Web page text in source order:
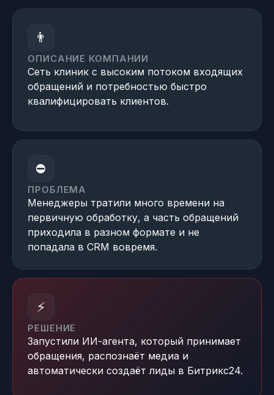
👨
ОПИСАНИЕ КОМПАНИИ
Сеть клиник с высоким потоком входящих
обращений и потребностью быстро
квалифицировать клиентов.
⛔
ПРОБЛЕМА
Менеджеры тратили много времени на
первичную обработку, а часть обращений
приходила в разном формате и не
попадала в CRM вовремя.
⚡
РЕШЕНИЕ
Запустили ИИ-агента, который принимает
обращения, распознаёт медиа и
автоматически создаёт лиды в Битрикс24.